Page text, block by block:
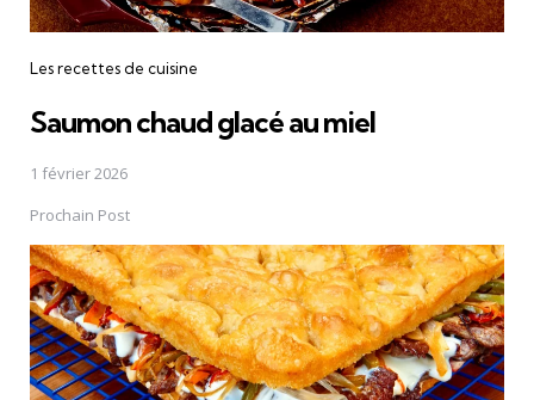
Les recettes de cuisine
Saumon chaud glacé au miel
1 février 2026
Prochain Post